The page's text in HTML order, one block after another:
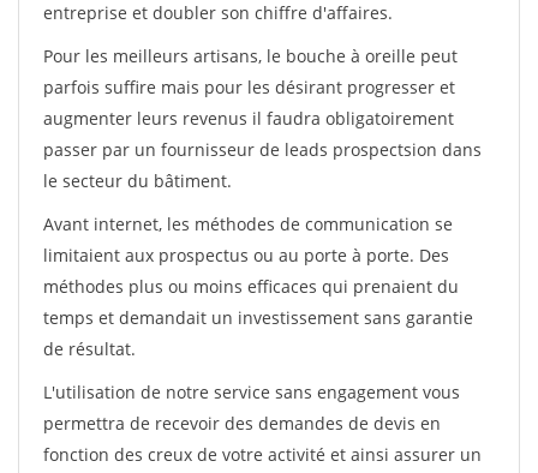
entreprise et doubler son chiffre d'affaires.
Pour les meilleurs artisans, le bouche à oreille peut
parfois suffire mais pour les désirant progresser et
augmenter leurs revenus il faudra obligatoirement
passer par un fournisseur de leads prospectsion dans
le secteur du bâtiment.
Avant internet, les méthodes de communication se
limitaient aux prospectus ou au porte à porte. Des
méthodes plus ou moins efficaces qui prenaient du
temps et demandait un investissement sans garantie
de résultat.
L'utilisation de notre service sans engagement vous
permettra de recevoir des demandes de devis en
fonction des creux de votre activité et ainsi assurer un